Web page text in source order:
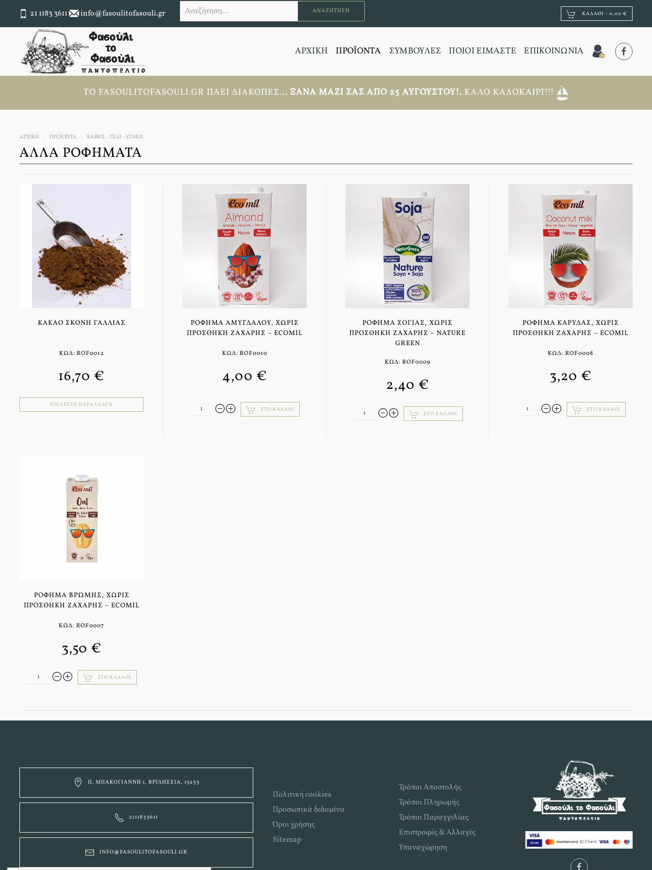
21 1183 3611 info@fasoulitofasouli.gr ΑΝΑΖΉΤΗΣΗ ΚΑΛΆΘΙ - 0,00 €
ΑΡΧΙΚΗ ΠΡΟΪΟΝΤΑ ΣΥΜΒΟΥΛΕΣ ΠΟΙΟΙ ΕΙΜΑΣΤΕ ΕΠΙΚΟΙΝΩΝΙΑ
ΤΟ FASOULITOFASOULI.GR ΠΆΕΙ ΔΙΑΚΟΠΈΣ... ΞΑΝΆ ΜΑΖΊ ΣΑΣ ΑΠΟ 25 ΑΥΓΟΎΣΤΟΥ!. ΚΑΛΌ ΚΑΛΟΚΑΊΡΙ!!!
ΑΡΧΙΚΉ ΠΡΟΪΟΝΤΑ ΚΑΦΕΣ - ΤΣΑΪ - ΧΥΜΟΙ
ΆΛΛΑ ΡΟΦΉΜΑΤΑ
ΚΑΚΆΟ ΣΚΌΝΗ ΓΑΛΛΊΑΣ
ΚΩΔ: ROF0012
16,70 €
ΕΠΙΛΈΞΤΕ ΠΑΡΑΛΛΑΓΉ
ΡΌΦΗΜΑ ΑΜΥΓΔΆΛΟΥ, ΧΩΡΊΣ
ΠΡΟΣΘΉΚΗ ΖΆΧΑΡΗΣ – ECOMIL
ΚΩΔ: ROF0010
4,00 €
ΣΤΟ ΚΑΛΆΘΙ
ΡΌΦΗΜΑ ΣΌΓΙΑΣ, ΧΩΡΊΣ
ΠΡΟΣΘΉΚΗ ΖΆΧΑΡΗΣ – NATURE
GREEN
ΚΩΔ: ROF0009
2,40 €
ΣΤΟ ΚΑΛΆΘΙ
ΡΌΦΗΜΑ ΚΑΡΎΔΑΣ, ΧΩΡΊΣ
ΠΡΟΣΘΉΚΗ ΖΆΧΑΡΗΣ – ECOMIL
ΚΩΔ: ROF0008
3,20 €
ΣΤΟ ΚΑΛΆΘΙ
ΡΌΦΗΜΑ ΒΡΏΜΗΣ, ΧΩΡΊΣ
ΠΡΟΣΘΉΚΗ ΖΆΧΑΡΗΣ – ECOMIL
ΚΩΔ: ROF0007
3,50 €
ΣΤΟ ΚΑΛΆΘΙ
Π. ΜΠΑΚΟΓΙΆΝΝΗ 1, ΒΡΙΛΉΣΣΙΑ, 15235
2111833611
INFO@FASOULITOFASOULI.GR
Πολιτική cookies
Προσωπικά δεδομένα
Όροι χρήσης
Sitemap
Τρόποι Αποστολής
Τρόποι Πληρωμής
Τρόποι Παραγγελίας
Επιστροφές & Αλλαγές
Υπαναχώρηση